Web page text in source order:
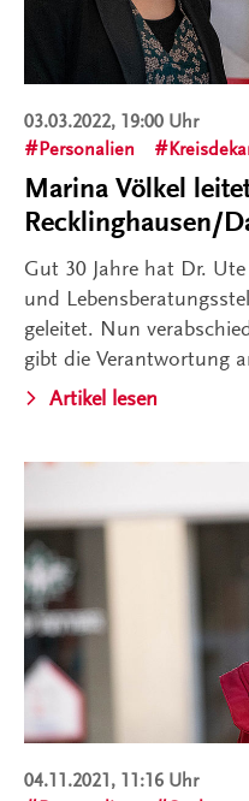
03.03.2022, 19:00 Uhr
Personalien
Marina Völkel
Recklinghausen/
Gut 30 Jahre hat Dr.
und
geleitet. Nun
gibt die Verantwortung
Artikel lesen
04.11.2021, 11:16 Uhr